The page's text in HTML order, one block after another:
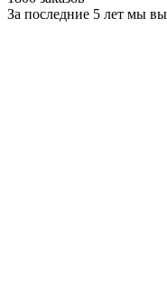
За последние 5 лет мы